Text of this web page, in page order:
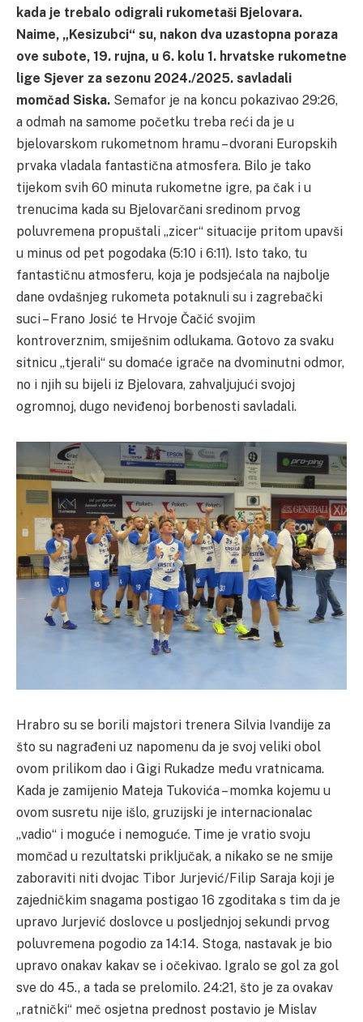
kada je trebalo odigrali rukometaši Bjelovara.
Naime, „Kesizubci“ su, nakon dva uzastopna poraza
ove subote, 19. rujna, u 6. kolu 1. hrvatske rukometne
lige Sjever za sezonu 2024./2025. savladali
momčad Siska. Semafor je na koncu pokazivao 29:26,
a odmah na samome početku treba reći da je u
bjelovarskom rukometnom hramu – dvorani Europskih
prvaka vladala fantastična atmosfera. Bilo je tako
tijekom svih 60 minuta rukometne igre, pa čak i u
trenucima kada su Bjelovarčani sredinom prvog
poluvremena propuštali „zicer“ situacije pritom upavši
u minus od pet pogodaka (5:10 i 6:11). Isto tako, tu
fantastičnu atmosferu, koja je podsjećala na najbolje
dane ovdašnjeg rukometa potaknuli su i zagrebački
suci – Frano Josić te Hrvoje Čačić svojim
kontroverznim, smiješnim odlukama. Gotovo za svaku
sitnicu „tjerali“ su domaće igrače na dvominutni odmor,
no i njih su bijeli iz Bjelovara, zahvaljujući svojoj
ogromnoj, dugo neviđenoj borbenosti savladali.
Hrabro su se borili majstori trenera Silvia Ivandije za
što su nagrađeni uz napomenu da je svoj veliki obol
ovom prilikom dao i Gigi Rukadze među vratnicama.
Kada je zamijenio Mateja Tukovića – momka kojemu u
ovom susretu nije išlo, gruzijski je internacionalac
„vadio“ i moguće i nemoguće. Time je vratio svoju
momčad u rezultatski priključak, a nikako se ne smije
zaboraviti niti dvojac Tibor Jurjević/Filip Saraja koji je
zajedničkim snagama postigao 16 zgoditaka s tim da je
upravo Jurjević doslovce u posljednjoj sekundi prvog
poluvremena pogodio za 14:14. Stoga, nastavak je bio
upravo onakav kakav se i očekivao. Igralo se gol za gol
sve do 45., a tada se prelomilo. 24:21, što je za ovakav
„ratnički“ meč osjetna prednost postavio je Mislav